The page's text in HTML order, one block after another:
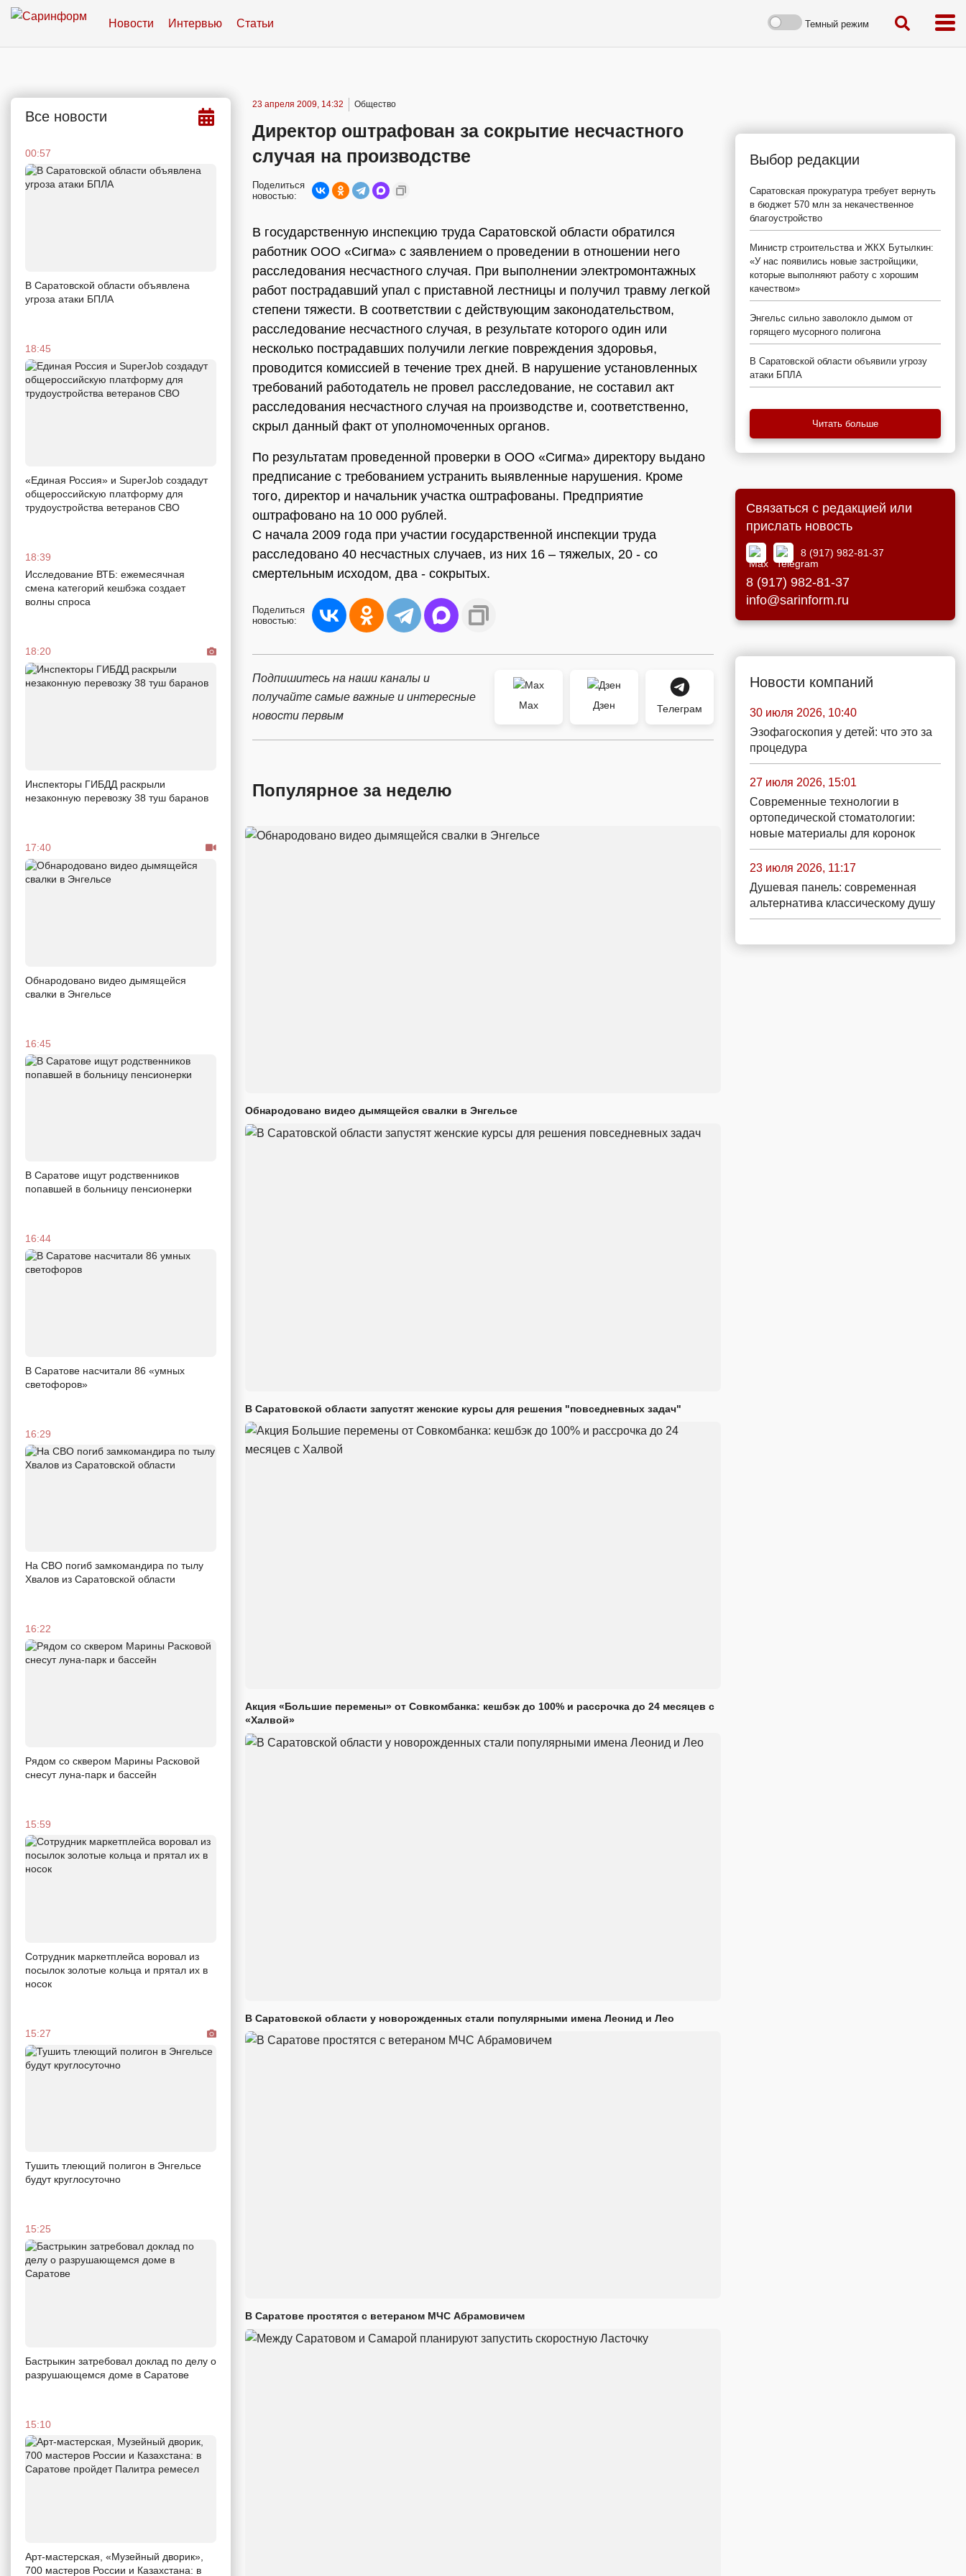
Новости Интервью Статьи Темный режим
Все новости
00:57
В Саратовской области объявлена
угроза атаки БПЛА
18:45
«Единая Россия» и SuperJob создадут
общероссийскую платформу для
трудоустройства ветеранов СВО
18:39
Исследование ВТБ: ежемесячная
смена категорий кешбэка создает
волны спроса
18:20
Инспекторы ГИБДД раскрыли
незаконную перевозку 38 туш баранов
17:40
Обнародовано видео дымящейся
свалки в Энгельсе
16:45
В Саратове ищут родственников
попавшей в больницу пенсионерки
16:44
В Саратове насчитали 86 «умных
светофоров»
16:29
На СВО погиб замкомандира по тылу
Хвалов из Саратовской области
16:22
Рядом со сквером Марины Расковой
снесут луна-парк и бассейн
15:59
Сотрудник маркетплейса воровал из
посылок золотые кольца и прятал их в
носок
15:27
Тушить тлеющий полигон в Энгельсе
будут круглосуточно
15:25
Бастрыкин затребовал доклад по делу о
разрушающемся доме в Саратове
15:10
Арт-мастерская, «Музейный дворик»,
700 мастеров России и Казахстана: в
23 апреля 2009, 14:32 Общество
Директор оштрафован за сокрытие несчастного
случая на производстве
Поделиться
новостью:
В государственную инспекцию труда Саратовской области обратился
работник ООО «Сигма» с заявлением о проведении в отношении него
расследования несчастного случая. При выполнении электромонтажных
работ пострадавший упал с приставной лестницы и получил травму легкой
степени тяжести. В соответствии с действующим законодательством,
расследование несчастного случая, в результате которого один или
несколько пострадавших получили легкие повреждения здоровья,
проводится комиссией в течение трех дней. В нарушение установленных
требований работодатель не провел расследование, не составил акт
расследования несчастного случая на производстве и, соответственно,
скрыл данный факт от уполномоченных органов.
По результатам проведенной проверки в ООО «Сигма» директору выдано
предписание с требованием устранить выявленные нарушения. Кроме
того, директор и начальник участка оштрафованы. Предприятие
оштрафовано на 10 000 рублей.
С начала 2009 года при участии государственной инспекции труда
расследовано 40 несчастных случаев, из них 16 – тяжелых, 20 - со
смертельным исходом, два - сокрытых.
Поделиться
новостью:
Подпишитесь на наши каналы и
получайте самые важные и интересные
новости первым
Max Дзен Телеграм
Популярное за неделю
Обнародовано видео дымящейся свалки в Энгельсе
В Саратовской области запустят женские курсы для решения "повседневных задач"
Акция «Большие перемены» от Совкомбанка: кешбэк до 100% и рассрочка до 24 месяцев с
«Халвой»
В Саратовской области у новорожденных стали популярными имена Леонид и Лео
В Саратове простятся с ветераном МЧС Абрамовичем
Выбор редакции
Саратовская прокуратура требует вернуть
в бюджет 570 млн за некачественное
благоустройство
Министр строительства и ЖКХ Бутылкин:
«У нас появились новые застройщики,
которые выполняют работу с хорошим
качеством»
Энгельс сильно заволокло дымом от
горящего мусорного полигона
В Саратовской области объявили угрозу
атаки БПЛА
Читать больше
Связаться с редакцией или
прислать новость
8 (917) 982-81-37
8 (917) 982-81-37
info@sarinform.ru
Новости компаний
30 июля 2026, 10:40
Эзофагоскопия у детей: что это за
процедура
27 июля 2026, 15:01
Современные технологии в
ортопедической стоматологии:
новые материалы для коронок
23 июля 2026, 11:17
Душевая панель: современная
альтернатива классическому душу